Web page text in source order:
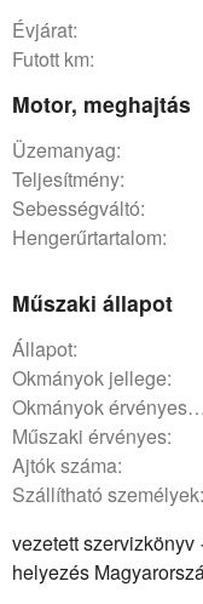
évjárat:
futott km:
Motor, meghajtás
üzemanyag:
teljesítmény:
sebességváltó:
hengerűrtartalom:
Műszaki állapot
állapot:
okmányok jellege:
okmányok érvényessége:
műszaki érvényes:
ajtók száma:
szállítható személyek:
vezetett szervizkönyv
helyezés